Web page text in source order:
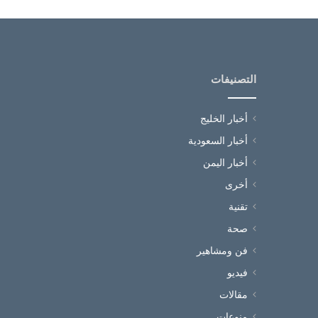
التصنيفات
أخبار الخليج
أخبار السعودية
أخبار اليمن
أخرى
تقنية
صحة
فن ومشاهير
فيديو
مقالات